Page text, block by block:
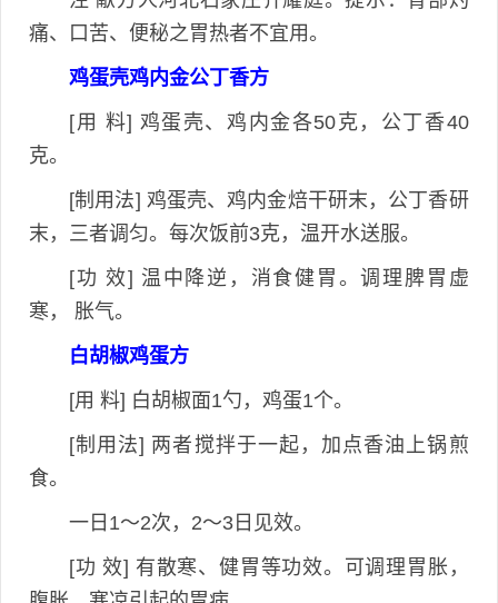
痛、口苦、便秘之胃热者不宜用。
鸡蛋壳鸡内金公丁香方
[用 料] 鸡蛋壳、鸡内金各50克，公丁香40
克。
[制用法] 鸡蛋壳、鸡内金焙干研末，公丁香研
末，三者调匀。每次饭前3克，温开水送服。
[功 效] 温中降逆，消食健胃。调理脾胃虚
寒， 胀气。
白胡椒鸡蛋方
[用 料] 白胡椒面1勺，鸡蛋1个。
[制用法] 两者搅拌于一起，加点香油上锅煎
食。
一日1～2次，2～3日见效。
[功 效] 有散寒、健胃等功效。可调理胃胀，